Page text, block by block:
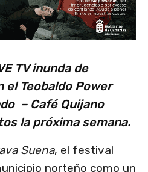
TV inunda de
el Teobaldo Power
– Café Quijano
la próxima semana.
Suena, el festival
norteño como un